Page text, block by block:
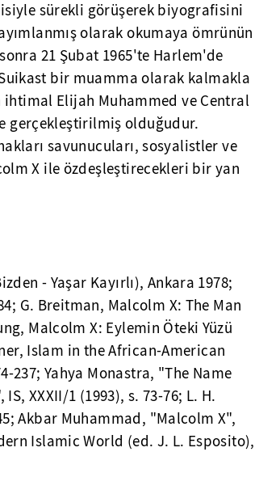
sürekli görüşerek biyografisini
olarak okumaya ömrünün
21 Şubat 1965'te Harlem'de
bir muamma olarak kalmakla
Elijah Muhammed ve Central
gerçekleştirilmiş olduğudur.
savunucuları, sosyalistler ve
X ile özdeşleştirecekleri bir yan
- Yaşar Kayırlı), Ankara 1978;
G. Breitman, Malcolm X: The Man
Malcolm X: Eylemin Öteki Yüzü
Islam in the African-American
237; Yahya Monastra, "The Name
XXXII/1 (1993), s. 73-76; L. H.
Akbar Muhammad, "Malcolm X",
Islamic World (ed. J. L. Esposito),